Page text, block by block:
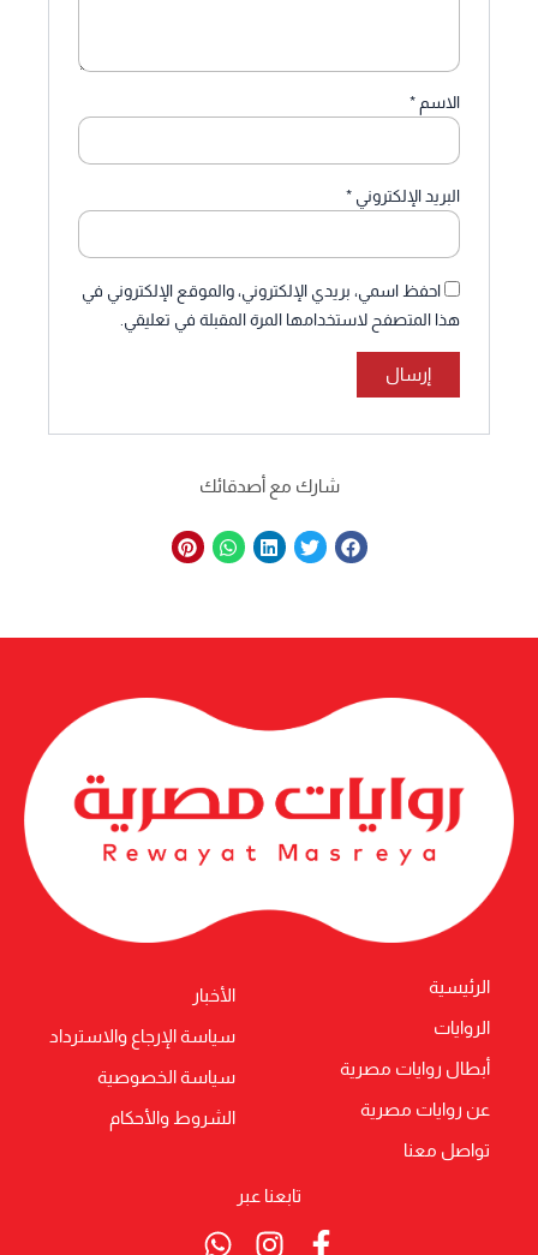
الاسم*
البريد الإلكتروني*
احفظ اسمي، بريدي الإلكتروني، والموقع الإلكتروني في
هذا المتصفح لاستخدامها المرة المقبلة في تعليقي.
شارك مع أصدقائك
الرئيسية
الروايات
أبطال روايات مصرية
عن روايات مصرية
تواصل معنا
الأخبار
سياسة الإرجاع والاسترداد
سياسة الخصوصية
الشروط والأحكام
تابعنا عبر
Facebook-
Instagram
Whatsapp